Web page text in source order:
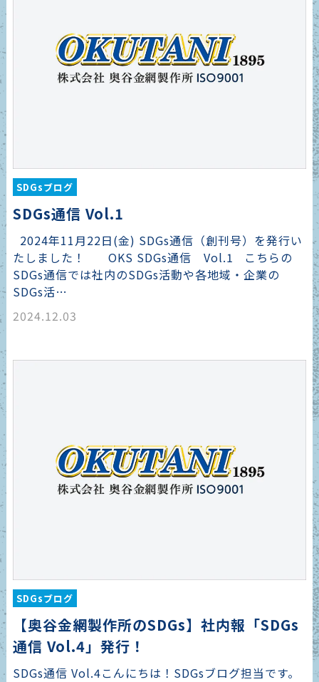
SDGsブログ
SDGs通信 Vol.1
2024年11月22日(金) SDGs通信（創刊号）を発行い
たしました！ OKS SDGs通信 Vol.1 こちらの
SDGs通信では社内のSDGs活動や各地域・企業の
SDGs活…
2024.12.03
SDGsブログ
【奥谷金網製作所のSDGs】社内報「SDGs
通信 Vol.4」発行！
SDGs通信 Vol.4こんにちは！SDGsブログ担当です。